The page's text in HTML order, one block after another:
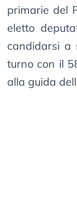
primarie del
eletto
candidarsi a
turno con il
alla guida